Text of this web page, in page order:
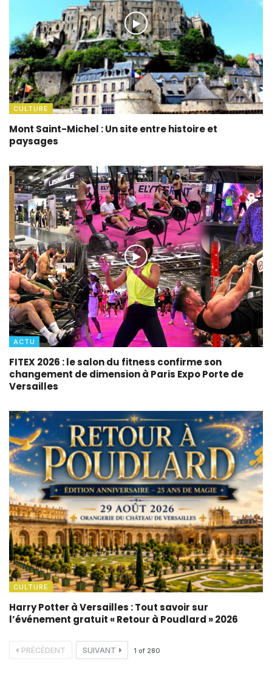
CULTURE
Mont Saint-Michel : Un site entre histoire et
paysages
ACTU
FITEX 2026 : le salon du fitness confirme son
changement de dimension à Paris Expo Porte de
Versailles
CULTURE
Harry Potter à Versailles : Tout savoir sur
l’événement gratuit « Retour à Poudlard » 2026
PRÉCÉDENT SUIVANT 1 of 280